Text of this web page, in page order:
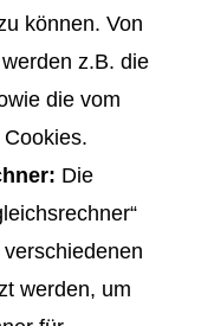
können. Von
z.B. die
die vom
Die
werden, um